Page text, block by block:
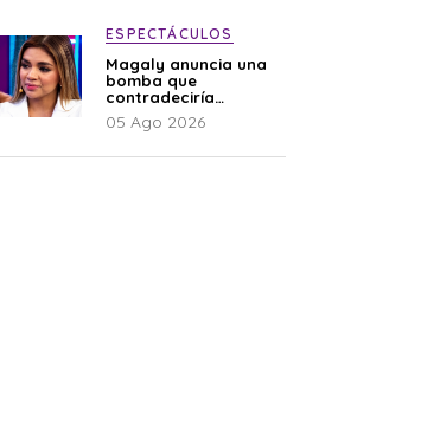
ESPECTÁCULOS
Magaly anuncia una
bomba que
contradeciría
comunicado de La
Bella Luz: “Hay un
05 Ago 2026